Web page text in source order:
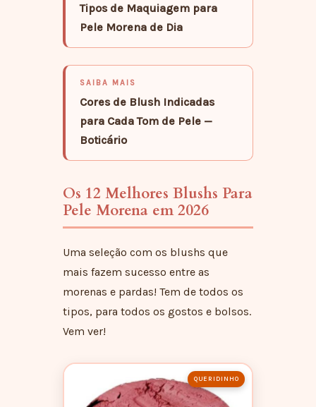
Tipos de Maquiagem para
Pele Morena de Dia
SAIBA MAIS
Cores de Blush Indicadas
para Cada Tom de Pele —
Boticário
Os 12 Melhores Blushs Para
Pele Morena em 2026
Uma seleção com os blushs que
mais fazem sucesso entre as
morenas e pardas! Tem de todos os
tipos, para todos os gostos e bolsos.
Vem ver!
QUERIDINHO